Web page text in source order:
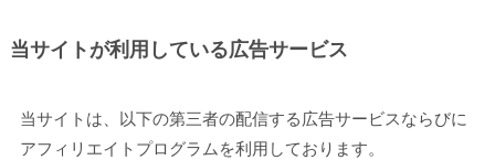
当サイトが利用している広告サービス
当サイトは、以下の第三者の配信する広告サービスならびに
アフィリエイトプログラムを利用しております。